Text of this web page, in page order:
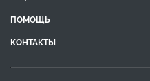
ПОМОЩЬ
КОНТАКТЫ